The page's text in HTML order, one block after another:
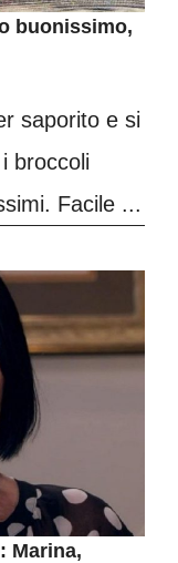
buonissimo,
saporito e si
broccoli
Facile ...
Marina,